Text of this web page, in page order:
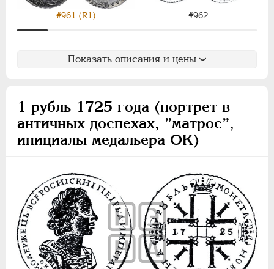
#961 (R1) #962
Показать описания и цены
1 рубль 1725 года (портрет в
античных доспехах, ”матрос”,
инициалы медальера ОК)
АЛЕКСАНДР III
1881-1894
1894-1917
ИНОСТРАННЫЕ 1768-1918